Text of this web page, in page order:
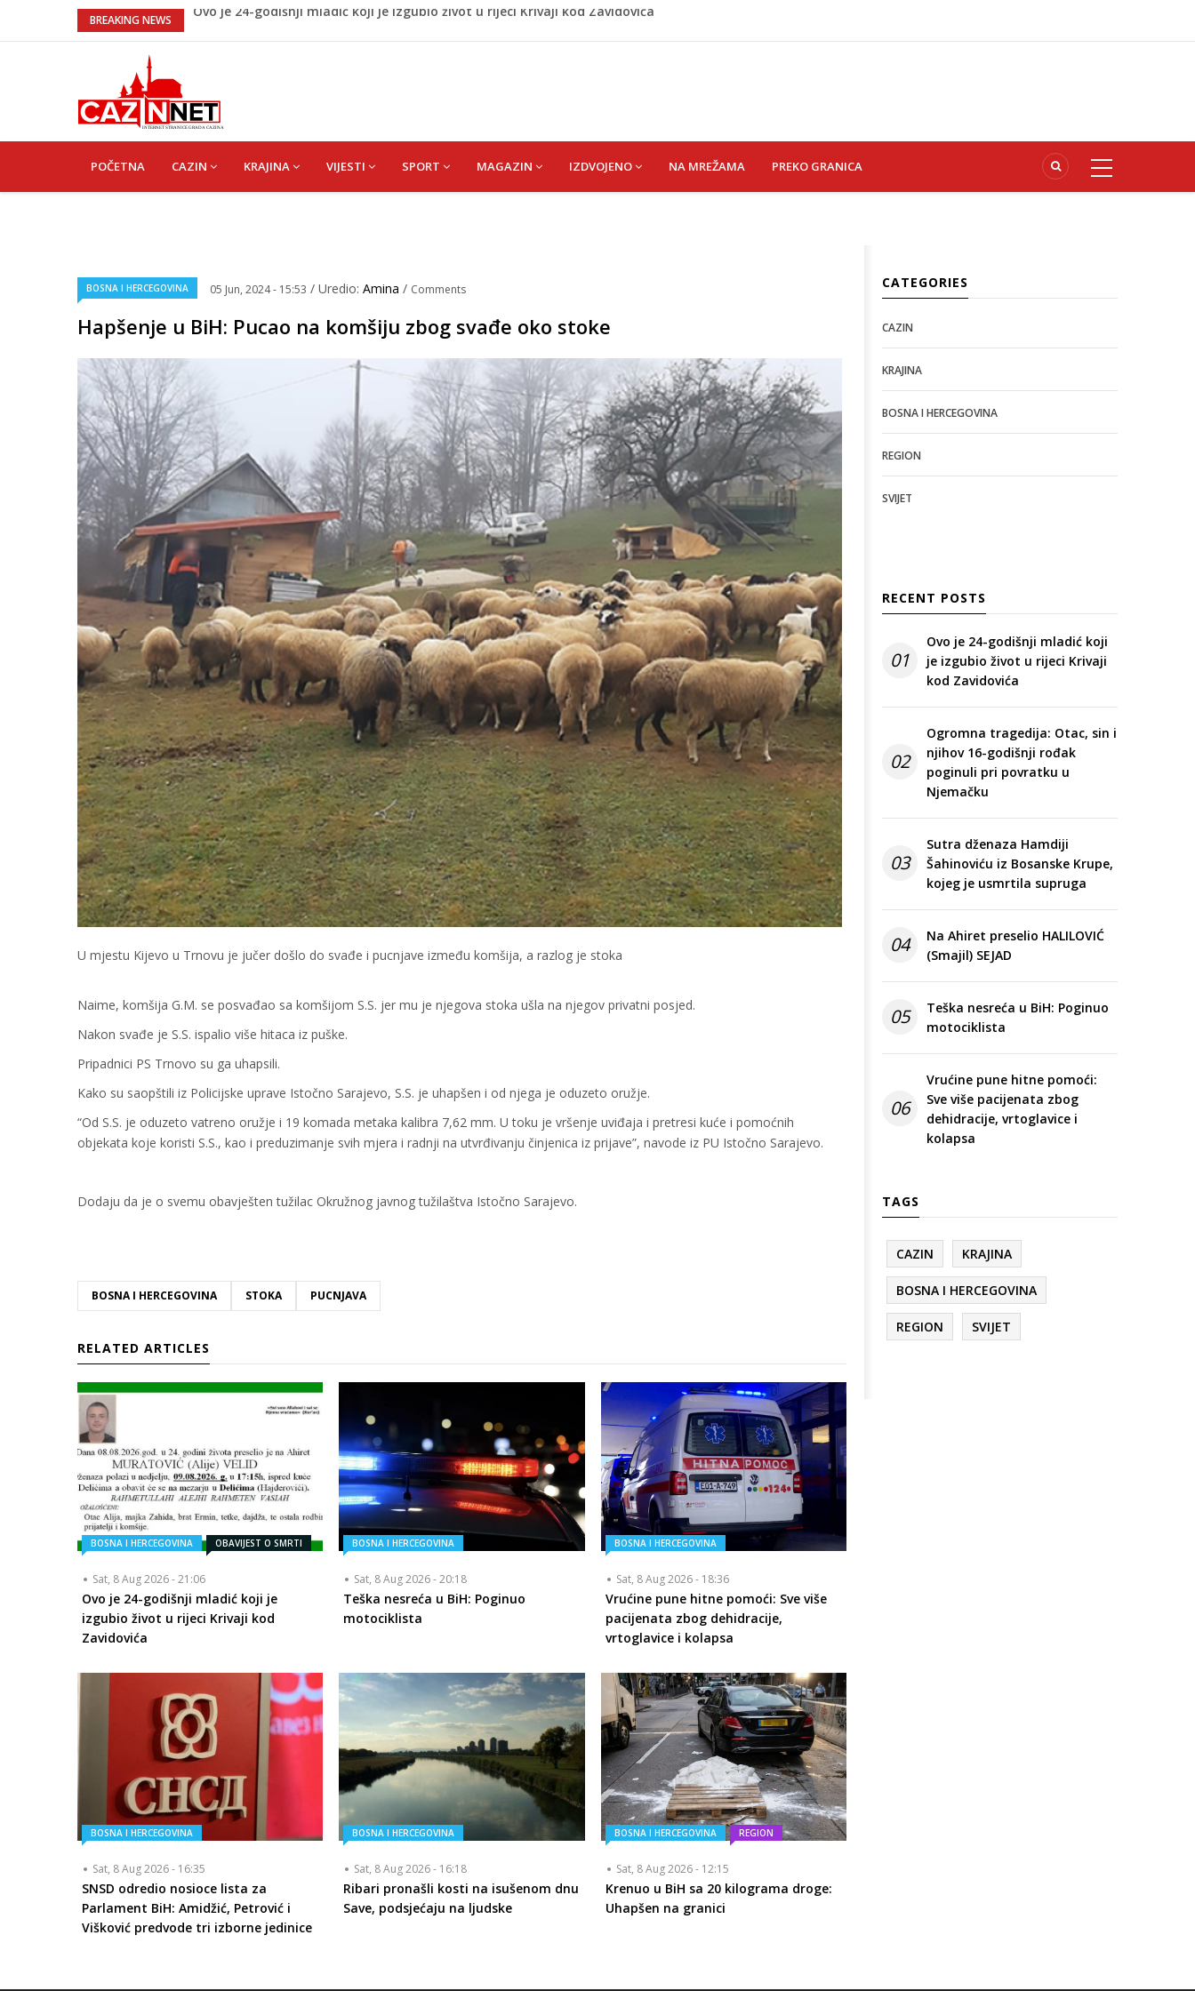
BREAKING NEWS
Teška nesreća u BiH: Poginuo motociklista
Na Ahiret preselio HALILOVIĆ (Smajil) SEJAD
Ovo je 24-godišnji mladić koji je izgubio život u rijeci Krivaji kod Zavidovića
NAVIGATION
POČETNA CAZIN KRAJINA VIJESTI SPORT MAGAZIN IZDVOJENO NA MREŽAMA PREKO GRANICA
BOSNA I HERCEGOVINA 05 Jun, 2024 - 15:53 / Uredio: Amina / Comments
Hapšenje u BiH: Pucao na komšiju zbog svađe oko stoke
U mjestu Kijevo u Trnovu je jučer došlo do svađe i pucnjave između komšija, a razlog je stoka
Naime, komšija G.M. se posvađao sa komšijom S.S. jer mu je njegova stoka ušla na njegov privatni posjed.
Nakon svađe je S.S. ispalio više hitaca iz puške.
Pripadnici PS Trnovo su ga uhapsili.
Kako su saopštili iz Policijske uprave Istočno Sarajevo, S.S. je uhapšen i od njega je oduzeto oružje.
“Od S.S. je oduzeto vatreno oružje i 19 komada metaka kalibra 7,62 mm. U toku je vršenje uviđaja i pretresi kuće i pomoćnih
objekata koje koristi S.S., kao i preduzimanje svih mjera i radnji na utvrđivanju činjenica iz prijave”, navode iz PU Istočno Sarajevo.
Dodaju da je o svemu obavješten tužilac Okružnog javnog tužilaštva Istočno Sarajevo.
BOSNA I HERCEGOVINA STOKA PUCNJAVA
RELATED ARTICLES
BOSNA I HERCEGOVINA OBAVIJEST O SMRTI
Sat, 8 Aug 2026 - 21:06
Ovo je 24-godišnji mladić koji je
izgubio život u rijeci Krivaji kod
Zavidovića
BOSNA I HERCEGOVINA
Sat, 8 Aug 2026 - 20:18
Teška nesreća u BiH: Poginuo
motociklista
BOSNA I HERCEGOVINA
Sat, 8 Aug 2026 - 18:36
Vrućine pune hitne pomoći: Sve više
pacijenata zbog dehidracije,
vrtoglavice i kolapsa
BOSNA I HERCEGOVINA
Sat, 8 Aug 2026 - 16:35
SNSD odredio nosioce lista za
Parlament BiH: Amidžić, Petrović i
Višković predvode tri izborne jedinice
BOSNA I HERCEGOVINA
Sat, 8 Aug 2026 - 16:18
Ribari pronašli kosti na isušenom dnu
Save, podsjećaju na ljudske
BOSNA I HERCEGOVINA REGION
Sat, 8 Aug 2026 - 12:15
Krenuo u BiH sa 20 kilograma droge:
Uhapšen na granici
CATEGORIES
CAZIN
KRAJINA
BOSNA I HERCEGOVINA
REGION
SVIJET
RECENT POSTS
01
Ovo je 24-godišnji mladić koji
je izgubio život u rijeci Krivaji
kod Zavidovića
02
Ogromna tragedija: Otac, sin i
njihov 16-godišnji rođak
poginuli pri povratku u
Njemačku
03
Sutra dženaza Hamdiji
Šahinoviću iz Bosanske Krupe,
kojeg je usmrtila supruga
04
Na Ahiret preselio HALILOVIĆ
(Smajil) SEJAD
05
Teška nesreća u BiH: Poginuo
motociklista
06
Vrućine pune hitne pomoći:
Sve više pacijenata zbog
dehidracije, vrtoglavice i
kolapsa
TAGS
CAZIN KRAJINA
BOSNA I HERCEGOVINA
REGION SVIJET